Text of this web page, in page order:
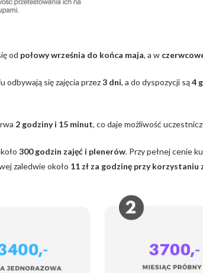
od połowy września do końca maja, a w
odbywają się zajęcia przez3 dni, a do dyspozycji są4
2 godziny i 15 minut, co daje możliwość
300 godzin zajęć i plenerów. Przy pełnej cenie
zaledwie około 11 zł za godzinę przy